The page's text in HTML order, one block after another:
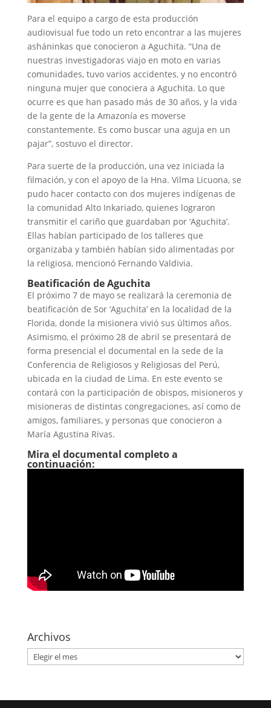
Para el equipo a cargo de esta producción
audiovisual fue todo un reto encontrar a las mujeres
asháninkas que conocieron a Aguchita. “Una de
nuestras investigadoras viajo en moto en varias
comunidades, tuvo varios accidentes, y no encontró
ninguna mujer que conociera a Aguchita. Lo que
ocurre es que han pasado más de 30 años, y la vida
de la gente de la Amazonía es moverse
constantemente. Es como buscar una aguja en un
pajar”, sostuvo el director.
Para suerte de la producción, una vez iniciada la
filmación, y con el apoyo de la Hna. Vilma Licuona, se
pudo hacer contacto con dos mujeres indígenas de
la comunidad Alto Inkariado, quienes lograron
transmitir el cariño que guardaban por ‘Aguchita’.
Ellas habían participado de los talleres que
organizaba y también habían sido alimentadas por
la religiosa, mencionó Fernando Valdivia.
Beatificación de Aguchita
El próximo 7 de mayo se realizará la ceremonia de
beatificación de Sor ‘Aguchita’ en la localidad de la
Florida, donde la misionera vivió sus últimos años.
Asimismo, el próximo 28 de abril se presentará de
forma presencial el documental en la sede de la
Conferencia de Religiosos y Religiosas del Perú,
ubicada en la ciudad de Lima. En este evento se
contará con la participación de obispos, misioneros y
misioneras de distintas congregaciones, así como de
amigos, familiares, y personas que conocieron a
María Agustina Rivas.
Mira el documental completo a
continuación:
Archivos
Archivos